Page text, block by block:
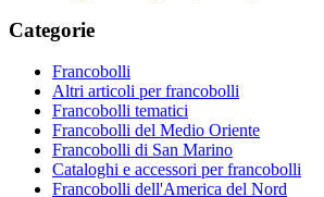
Categorie
Francobolli
Altri articoli per francobolli
Francobolli tematici
Francobolli del Medio Oriente
Francobolli di San Marino
Cataloghi e accessori per francobolli
Francobolli dell'America del Nord